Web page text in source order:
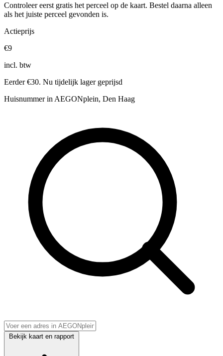
Controleer eerst gratis het perceel op de kaart. Bestel daarna alleen
als het juiste perceel gevonden is.
Actieprijs
€9
incl. btw
Eerder €30. Nu tijdelijk lager geprijsd
Huisnummer in AEGONplein, Den Haag
Bekijk kaart en rapport